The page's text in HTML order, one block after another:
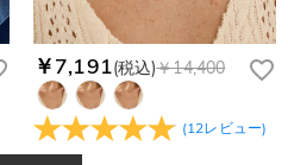
￥7,191(税込)￥14,400
(12レビュー)